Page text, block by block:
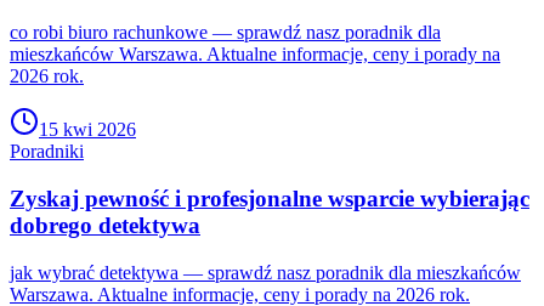
co robi biuro rachunkowe — sprawdź nasz poradnik dla
mieszkańców Warszawa. Aktualne informacje, ceny i porady na
2026 rok.
15 kwi 2026
Poradniki
Zyskaj pewność i profesjonalne wsparcie wybierając
dobrego detektywa
jak wybrać detektywa — sprawdź nasz poradnik dla mieszkańców
Warszawa. Aktualne informacje, ceny i porady na 2026 rok.